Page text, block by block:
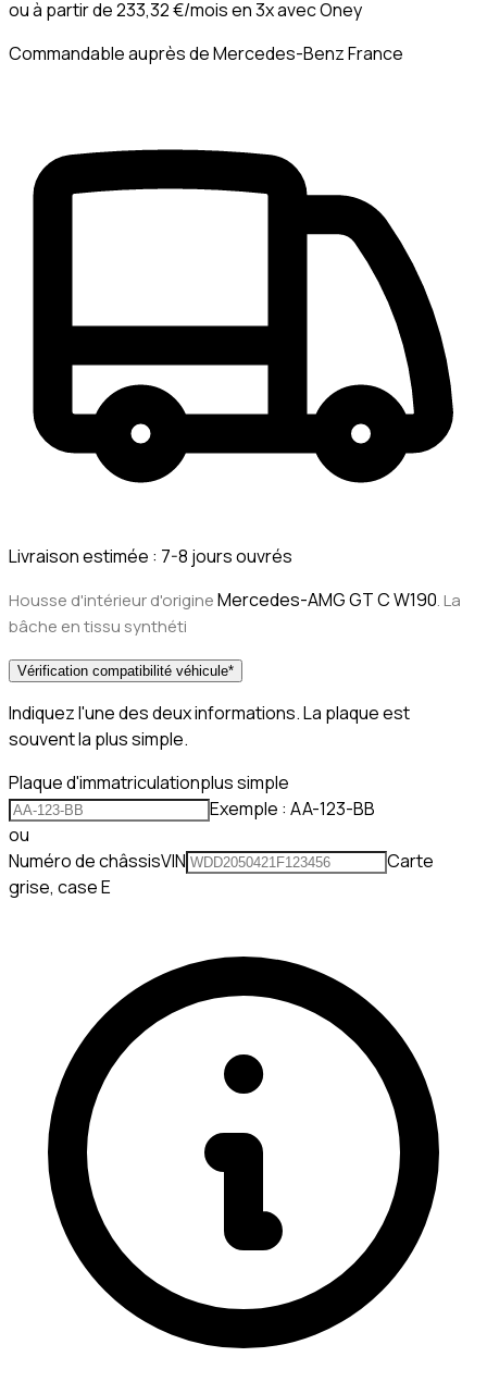
ou à partir de233,32 €/mois en 3x avecOney
Commandable auprès de Mercedes-Benz France
Livraison estimée : 7-8 jours ouvrés
Housse d'intérieur d'origineMercedes-AMG GT C W190. La
bâche en tissu synthéti
Vérification compatibilité véhicule*
Indiquez l'une des deux informations. La plaque est
souvent la plus simple.
Plaque d'immatriculationplus simple
Exemple : AA-123-BB
ou
Numéro de châssisVIN
Carte
grise, case E